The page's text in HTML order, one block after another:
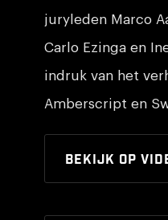
juryleden Marco
Carlo Ezinga en
indruk van het
Amberscript en
Bekijk op